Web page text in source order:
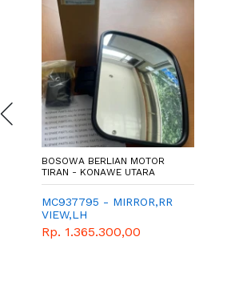
BOSOWA BERLIAN MOTOR
TIRAN - KONAWE UTARA
MC937795 - MIRROR,RR
VIEW,LH
Rp. 1.365.300,00